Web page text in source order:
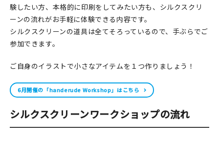
イベント・ワークショップ
ギャラリー
カートを見る
験したい方、本格的に印刷をしてみたい方も、シルクスクリ
ーンの流れがお手軽に体験できる内容です。
シルクスクリーンの道具は全てそろっているので、手ぶらでご
参加できます。
ご自身のイラストで小さなアイテムを１つ作りましょう！
6月開催の「handerude Workshop」はこちら
シルクスクリーンワークショップの流れ